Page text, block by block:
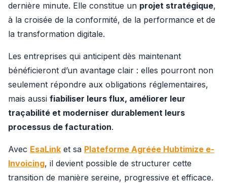
dernière minute. Elle constitue un projet stratégique,
à la croisée de la conformité, de la performance et de
la transformation digitale.
Les entreprises qui anticipent dès maintenant
bénéficieront d’un avantage clair : elles pourront non
seulement répondre aux obligations réglementaires,
mais aussi fiabiliser leurs flux, améliorer leur
traçabilité et moderniser durablement leurs
processus de facturation.
Avec EsaLink et sa Plateforme Agréée Hubtimize e-
Invoicing, il devient possible de structurer cette
transition de manière sereine, progressive et efficace.